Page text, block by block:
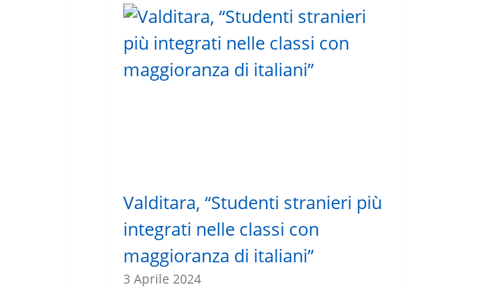
Valditara, “Studenti stranieri più
integrati nelle classi con
maggioranza di italiani”
3 Aprile 2024